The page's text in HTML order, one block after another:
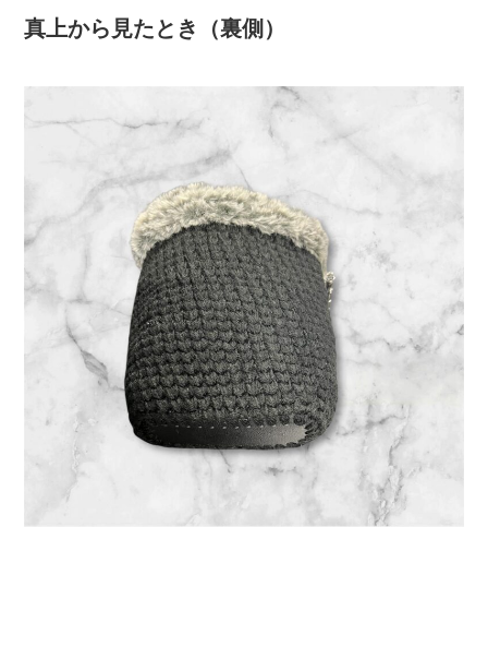
真上から見たとき（裏側）